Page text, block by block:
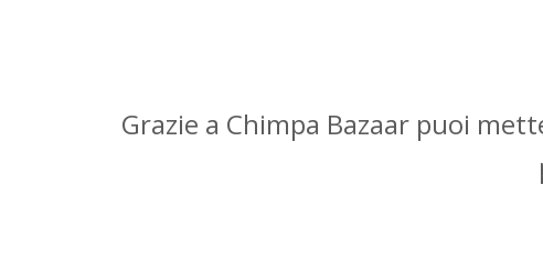
Grazie a Chimpa Bazaar puoi